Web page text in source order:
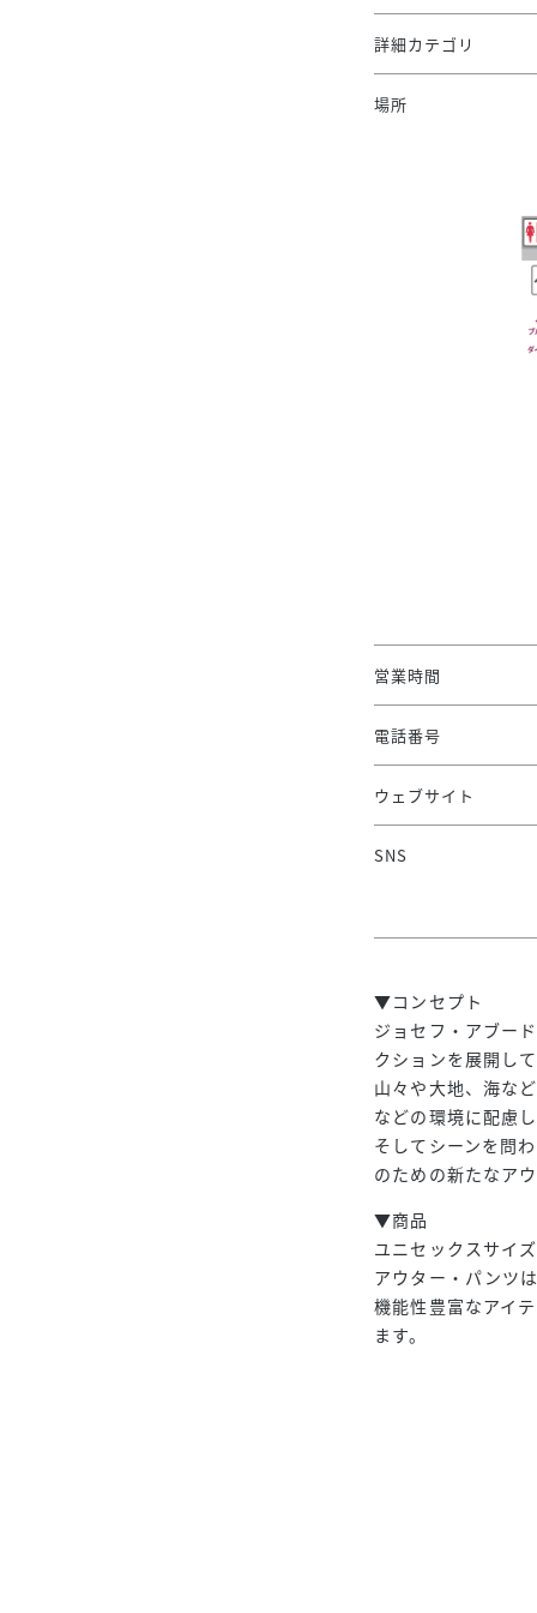
詳細カテゴリ
場所
営業時間
電話番号
ウェブサイト
SNS
▼コンセプト
ジョセフ・アブー
クションを展開し
山々や大地、海な
などの環境に配慮
そしてシーンを問
のための新たなア
▼商品
ユニセックスサイ
アウター・パンツ
機能性豊富なアイ
ます。